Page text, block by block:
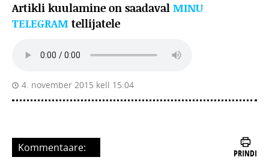
Artikli kuulamine on saadaval MINU
TELEGRAM tellijatele
4. november 2015 kell 15:04
Kommentaare: PRINDI